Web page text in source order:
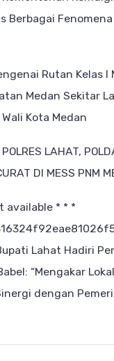
Berbagai
Rutan Kelas I
Medan Sekitar
Kota Medan
POLRES LAHAT,
DI MESS PNM
available * * *
Lahat Hadiri
“Mengakar
dengan